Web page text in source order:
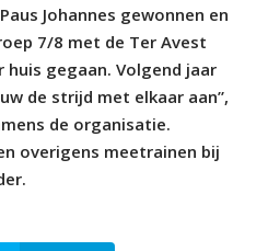
Johannes gewonnen en
7/8 met de Ter Avest
huis gegaan. Volgend jaar
de strijd met elkaar aan”,
de organisatie.
overigens meetrainen bij